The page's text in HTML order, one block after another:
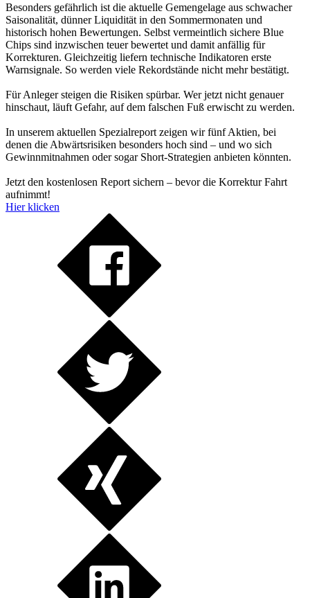
Besonders gefährlich ist die aktuelle Gemengelage aus schwacher
Saisonalität, dünner Liquidität in den Sommermonaten und
historisch hohen Bewertungen. Selbst vermeintlich sichere Blue
Chips sind inzwischen teuer bewertet und damit anfällig für
Korrekturen. Gleichzeitig liefern technische Indikatoren erste
Warnsignale. So werden viele Rekordstände nicht mehr bestätigt.
Für Anleger steigen die Risiken spürbar. Wer jetzt nicht genauer
hinschaut, läuft Gefahr, auf dem falschen Fuß erwischt zu werden.
In unserem aktuellen Spezialreport zeigen wir fünf Aktien, bei
denen die Abwärtsrisiken besonders hoch sind – und wo sich
Gewinnmitnahmen oder sogar Short-Strategien anbieten könnten.
Jetzt den kostenlosen Report sichern – bevor die Korrektur Fahrt
aufnimmt!
Hier klicken